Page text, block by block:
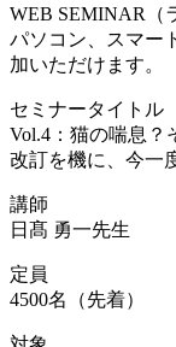
WEB SEMINAR（
パソコン、スマー
加いただけます。
セミナータイトル
Vol.4：猫の喘息？
改訂を機に、今一
講師
日髙 勇一先生
定員
4500名（先着）